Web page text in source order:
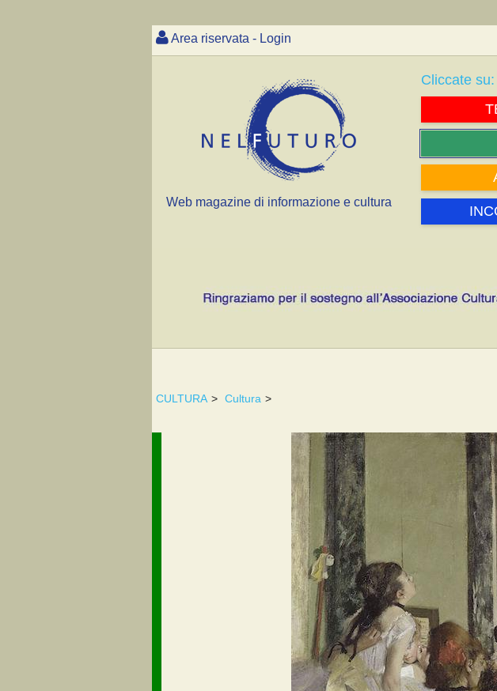
Area riservata - Login
Web magazine di informazione e cultura
Cliccate su:
CULTURA > Cultura >